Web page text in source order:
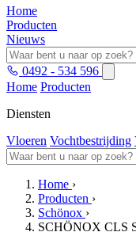
Home
Producten
Nieuws
0492 - 534 596
Home Producten
Diensten
Vloeren Vochtbestrijding
Home ›
Producten ›
Schönox ›
SCHÖNOX CLS